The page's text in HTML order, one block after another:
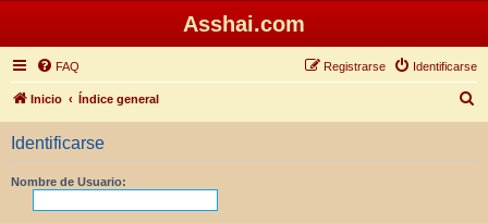
Asshai.com
FAQ Identificarse
Registrarse
Inicio Índice general
u
Identificarse
Nombre de Usuario: